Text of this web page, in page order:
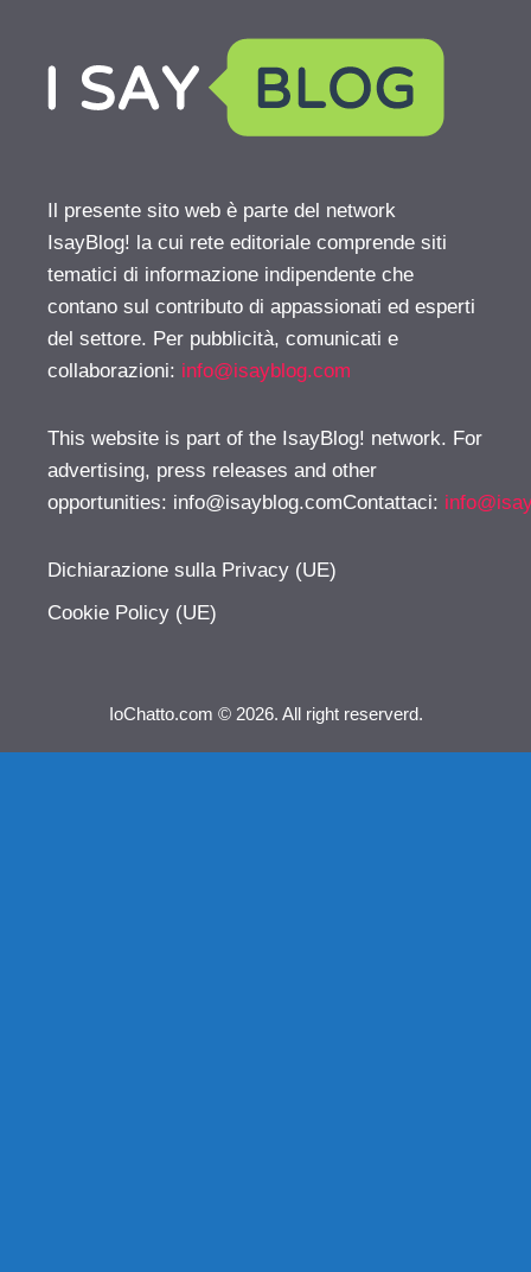
Il presente sito web è parte del network
IsayBlog! la cui rete editoriale comprende siti
tematici di informazione indipendente che
contano sul contributo di appassionati ed esperti
del settore. Per pubblicità, comunicati e
collaborazioni: info@isayblog.com
This website is part of the IsayBlog! network. For
advertising, press releases and other
opportunities: info@isayblog.comContattaci:
Dichiarazione sulla Privacy (UE)
Cookie Policy (UE)
IoChatto.com © 2026. All right reserverd.